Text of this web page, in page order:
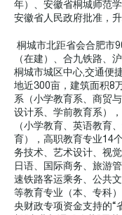
年）、安徽省桐城师范
安徽省人民政府批准，
桐城市北距省会合肥市
（在建）、合九铁路、
桐城市城区中心,交通便
地近300亩，建筑面积8
系（小学教育系、商贸
设计系、学前教育系）
（小学教育、英语教育
育），高职教育专业14
务技术、艺术设计、视
日语、国际商务、旅游
速铁路客运乘务、公共
等教育专业（本、专科
央财政专项资金支持的“